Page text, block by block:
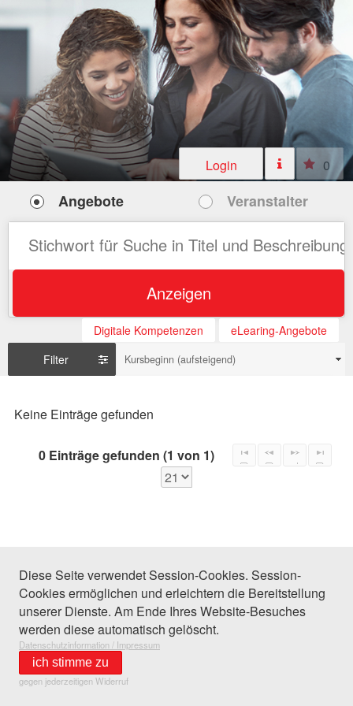
Login 0
Angebote Veranstalter
Anzeigen
Digitale Kompetenzen
eLearing-Angebote
Filter
Kursbeginn (aufsteigend)
Keine Einträge gefunden
0 Einträge gefunden (1 von 1)
Diese Seite verwendet Session-Cookies. Session-
Cookies ermöglichen und erleichtern die Bereitstellung
unserer Dienste. Am Ende Ihres Website-Besuches
werden diese automatisch gelöscht.
Datenschutzinformation / Impressum
ich stimme zu
gegen jederzeitigen Widerruf